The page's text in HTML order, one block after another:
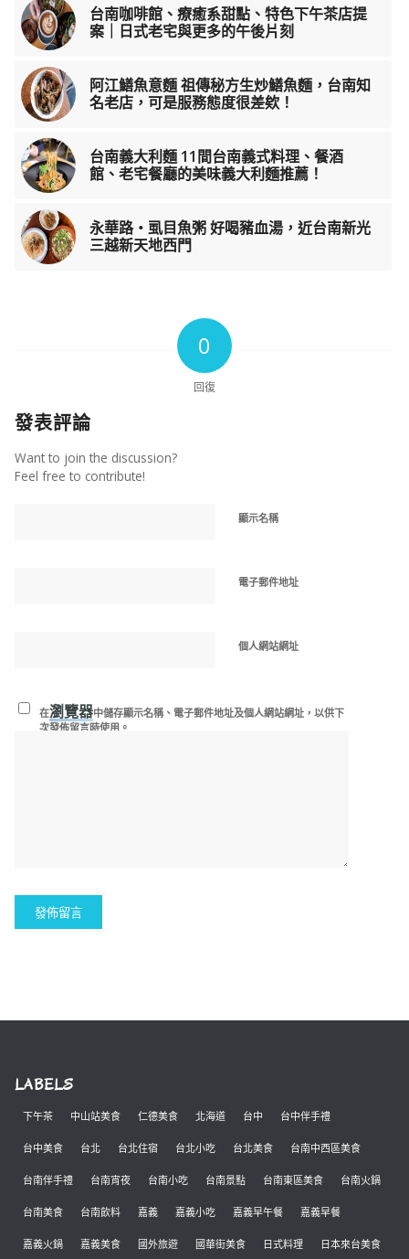
台南咖啡館、療癒系甜點、特色下午茶店提
案｜日式老宅與更多的午後片刻
阿江鱔魚意麵 祖傳秘方生炒鱔魚麵，台南知
名老店，可是服務態度很差欸！
台南義大利麵 11間台南義式料理、餐酒
館、老宅餐廳的美味義大利麵推薦！
永華路‧虱目魚粥 好喝豬血湯，近台南新光
三越新天地西門
0
回復
發表評論
Want to join the discussion?
Feel free to contribute!
顯示名稱
電子郵件地址
個人網站網址
在瀏覽器中儲存顯示名稱、電子郵件地址及個人網站網址，以供下
次發佈留言時使用。
LABELS
下午茶 中山站美食 仁德美食 北海道 台中 台中伴手禮
台中美食 台北 台北住宿 台北小吃 台北美食 台南中西區美食
台南伴手禮 台南宵夜 台南小吃 台南景點 台南東區美食 台南火鍋
台南美食 台南飲料 嘉義 嘉義小吃 嘉義早午餐 嘉義早餐
嘉義火鍋 嘉義美食 國外旅遊 國華街美食 日式料理 日本來台美食